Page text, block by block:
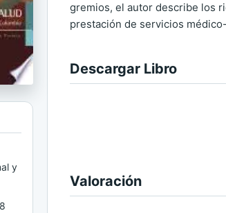
y
gremios, el autor describe los
prestación de servicios
Descargar Libro
Valoración